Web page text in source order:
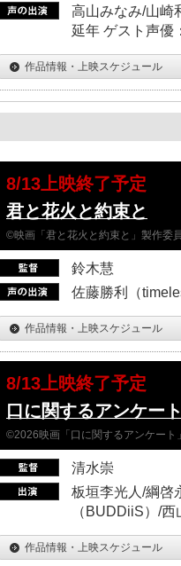
高山みなみ/山崎
延年 ゲスト声優
作品情報・上映スケジュール
8/13上映終了予定
君と花火と約束と
©映画「君と花火と約束と」製作委
鈴木慧
佐藤勝利（
作品情報・上映スケジュール
8/13上映終了予定
口に関するアンケー
©2026映画「口に関するアンケート
清水崇
板垣李光人/綱啓
（BUDDiiS）/
作品情報・上映スケジュール